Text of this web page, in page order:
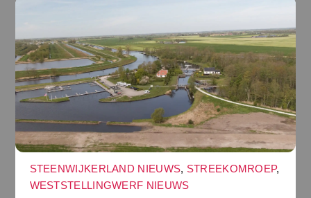
STEENWIJKERLAND NIEUWS, STREEKOMROEP,
WESTSTELLINGWERF NIEUWS